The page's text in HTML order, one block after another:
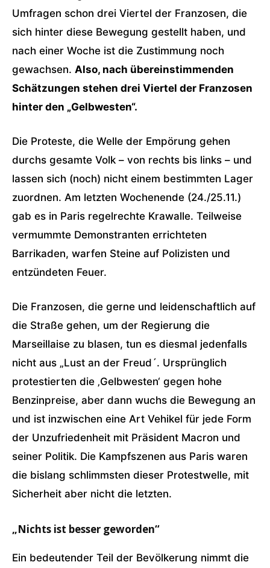
Umfragen schon drei Viertel der Franzosen, die
sich hinter diese Bewegung gestellt haben, und
nach einer Woche ist die Zustimmung noch
gewachsen. Also, nach übereinstimmenden
Schätzungen stehen drei Viertel der Franzosen
hinter den „Gelbwesten“.
Die Proteste, die Welle der Empörung gehen
durchs gesamte Volk – von rechts bis links – und
lassen sich (noch) nicht einem bestimmten Lager
zuordnen. Am letzten Wochenende (24./25.11.)
gab es in Paris regelrechte Krawalle. Teilweise
vermummte Demonstranten errichteten
Barrikaden, warfen Steine auf Polizisten und
entzündeten Feuer.
Die Franzosen, die gerne und leidenschaftlich auf
die Straße gehen, um der Regierung die
Marseillaise zu blasen, tun es diesmal jedenfalls
nicht aus „Lust an der Freud´. Ursprünglich
protestierten die ‚Gelbwesten‘ gegen hohe
Benzinpreise, aber dann wuchs die Bewegung an
und ist inzwischen eine Art Vehikel für jede Form
der Unzufriedenheit mit Präsident Macron und
seiner Politik. Die Kampfszenen aus Paris waren
die bislang schlimmsten dieser Protestwelle, mit
Sicherheit aber nicht die letzten.
„Nichts ist besser geworden“
Ein bedeutender Teil der Bevölkerung nimmt die